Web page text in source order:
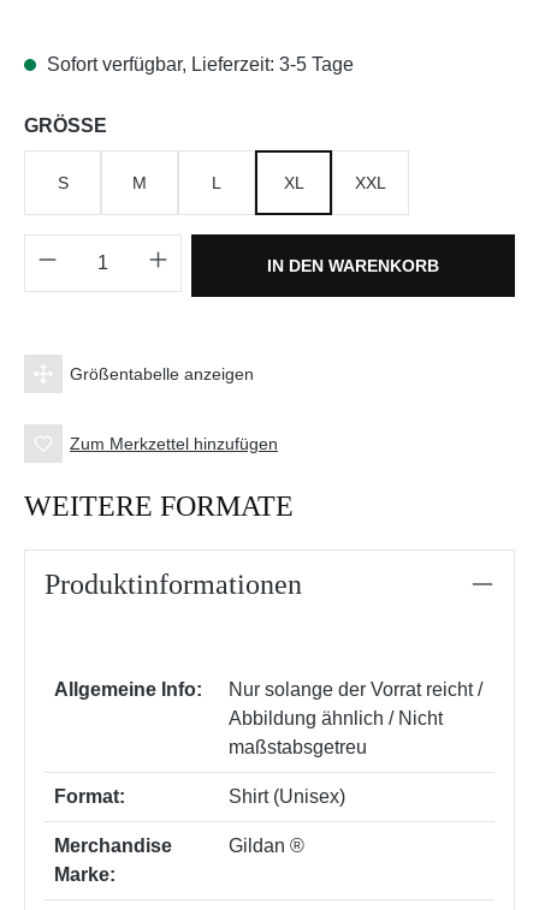
Sofort verfügbar, Lieferzeit: 3-5 Tage
GRÖSSE
S M L XL XXL
Produkt Anzahl: Gib den gewünschten
IN DEN WARENKORB
Größentabelle anzeigen
Zum Merkzettel hinzufügen
WEITERE FORMATE
Produktinformationen
Allgemeine Info:
Nur solange der Vorrat reicht /
Abbildung ähnlich / Nicht
maßstabsgetreu
Format: Shirt (Unisex)
Merchandise
Marke:
Gildan ®